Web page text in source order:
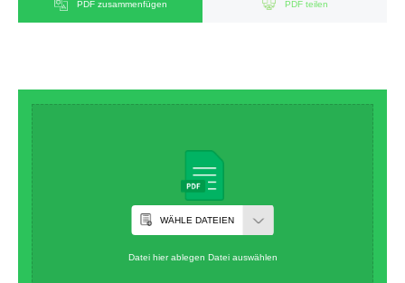
PDF zusammenfügen PDF teilen
WÄHLE DATEIEN
Datei hier ablegen Datei auswählen